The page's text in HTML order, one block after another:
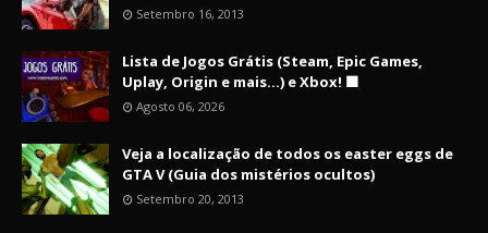
Setembro 16, 2013
Lista de Jogos Grátis (Steam, Epic Games,
Uplay, Origin e mais...) e Xbox! 🟩
Agosto 06, 2026
Veja a localização de todos os easter eggs de
GTA V (Guia dos mistérios ocultos)
Setembro 20, 2013